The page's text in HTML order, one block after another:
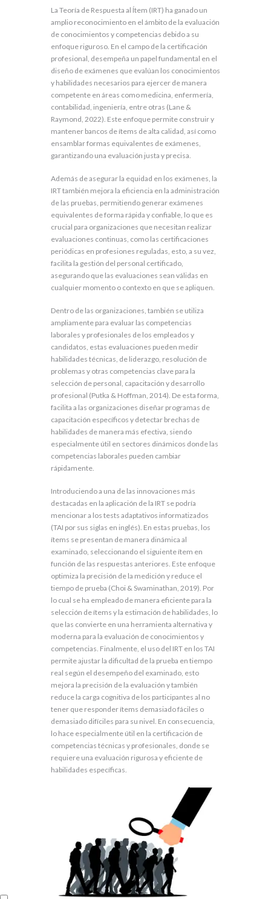
La Teoría de Respuesta al Ítem (IRT) ha ganado un
amplio reconocimiento en el ámbito de la evaluación
de conocimientos y competencias debido a su
enfoque riguroso. En el campo de la certificación
profesional, desempeña un papel fundamental en el
diseño de exámenes que evalúan los conocimientos
y habilidades necesarios para ejercer de manera
competente en áreas como medicina, enfermería,
contabilidad, ingeniería, entre otras (Lane &
Raymond, 2022). Este enfoque permite construir y
mantener bancos de ítems de alta calidad, así como
ensamblar formas equivalentes de exámenes,
garantizando una evaluación justa y precisa.
Además de asegurar la equidad en los exámenes, la
IRT también mejora la eficiencia en la administración
de las pruebas, permitiendo generar exámenes
equivalentes de forma rápida y confiable, lo que es
crucial para organizaciones que necesitan realizar
evaluaciones continuas, como las certificaciones
periódicas en profesiones reguladas, esto, a su vez,
facilita la gestión del personal certificado,
asegurando que las evaluaciones sean válidas en
cualquier momento o contexto en que se apliquen.
Dentro de las organizaciones, también se utiliza
ampliamente para evaluar las competencias
laborales y profesionales de los empleados y
candidatos, estas evaluaciones pueden medir
habilidades técnicas, de liderazgo, resolución de
problemas y otras competencias clave para la
selección de personal, capacitación y desarrollo
profesional (Putka & Hoffman, 2014). De esta forma,
facilita a las organizaciones diseñar programas de
capacitación específicos y detectar brechas de
habilidades de manera más efectiva, siendo
especialmente útil en sectores dinámicos donde las
competencias laborales pueden cambiar
rápidamente.
Introduciendo a una de las innovaciones más
destacadas en la aplicación de la IRT se podría
mencionar a los tests adaptativos informatizados
(TAI por sus siglas en inglés). En estas pruebas, los
ítems se presentan de manera dinámica al
examinado, seleccionando el siguiente ítem en
función de las respuestas anteriores. Este enfoque
optimiza la precisión de la medición y reduce el
tiempo de prueba (Choi & Swaminathan, 2019). Por
lo cual se ha empleado de manera eficiente para la
selección de ítems y la estimación de habilidades, lo
que las convierte en una herramienta alternativa y
moderna para la evaluación de conocimientos y
competencias. Finalmente, el uso del IRT en los TAI
permite ajustar la dificultad de la prueba en tiempo
real según el desempeño del examinado, esto
mejora la precisión de la evaluación y también
reduce la carga cognitiva de los participantes al no
tener que responder ítems demasiado fáciles o
demasiado difíciles para su nivel. En consecuencia,
lo hace especialmente útil en la certificación de
competencias técnicas y profesionales, donde se
requiere una evaluación rigurosa y eficiente de
habilidades específicas.